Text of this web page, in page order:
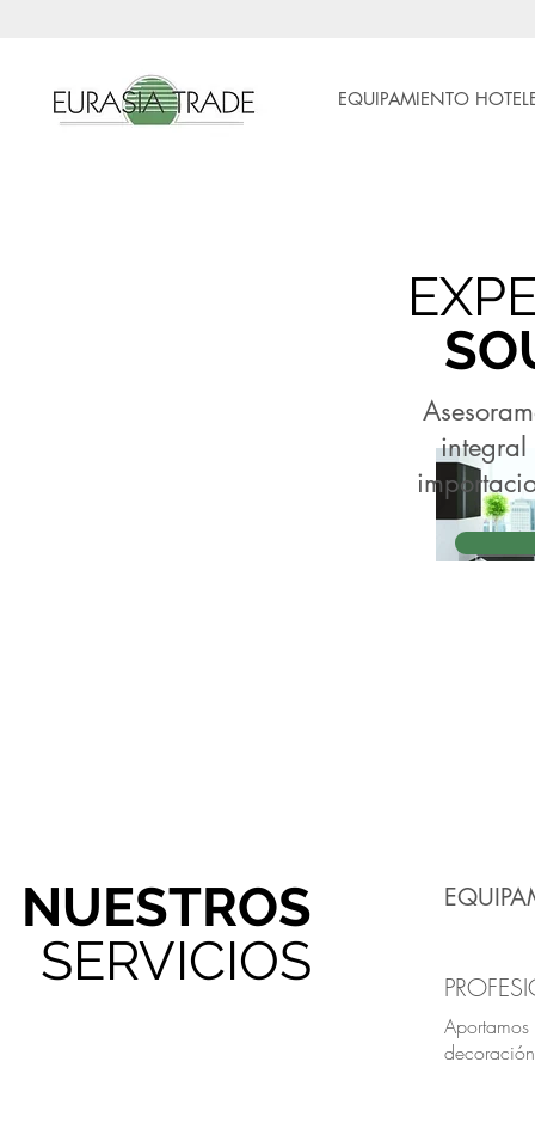
EQUIPAMIENTO
integral
NUESTROS
SERVICIOS